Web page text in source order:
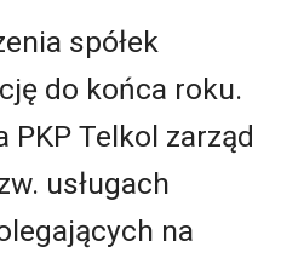
spółek
do końca roku.
PKP Telkol zarząd
usługach
na